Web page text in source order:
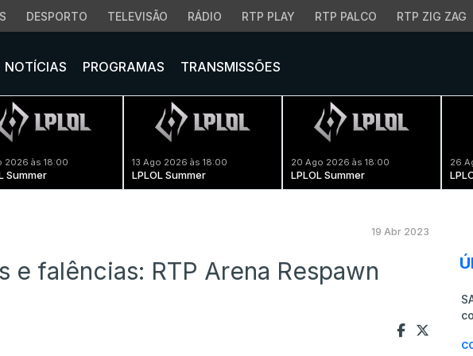
DESPORTO TELEVISÃO RÁDIO RTP PLAY RTP PALCO RTP ZIG ZAG
NOTÍCIAS PROGRAMAS TRANSMISSÕES
2026 às 18:00
Summer
13 Ago 2026 às 18:00
LPLOL Summer
20 Ago 2026 às 18:00
LPLOL Summer
26
19 Abr 2023
e falências: RTP Arena Respawn